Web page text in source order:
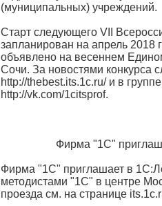
(муниципальных) учреждений.
Старт следующего VII
запланирован на апрель 2018
объявлено на весеннем
Сочи. За новостями конкурса
http://thebest.its.1c.ru/ и в
http://vk.com/1citsprof.
Фирма "1С"
Фирма "1С" приглашает в
методистами "1С" в центре
проезда см. на странице